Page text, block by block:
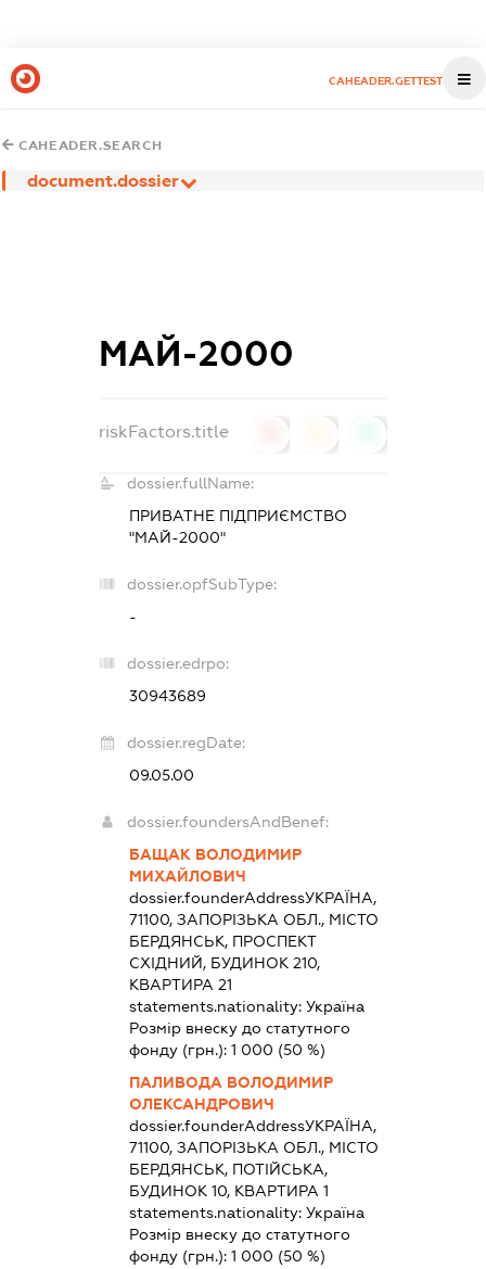
CAHEADER.GETTEST
CAHEADER.SEARCH
document.dossier
МАЙ-2000
riskFactors.title
dossier.fullName:
ПРИВАТНЕ ПІДПРИЄМСТВО
"МАЙ-2000"
dossier.opfSubType:
-
dossier.edrpo:
30943689
dossier.regDate:
09.05.00
dossier.foundersAndBenef:
БАЩАК ВОЛОДИМИР
МИХАЙЛОВИЧ
dossier.founderAddressУКРАЇНА,
71100, ЗАПОРІЗЬКА ОБЛ., МІСТО
БЕРДЯНСЬК, ПРОСПЕКТ
СХІДНИЙ, БУДИНОК 210,
КВАРТИРА 21
statements.nationality:Україна
Розмір внеску до статутного
фонду (грн.):1 000 (50 %)
ПАЛИВОДА ВОЛОДИМИР
ОЛЕКСАНДРОВИЧ
dossier.founderAddressУКРАЇНА,
71100, ЗАПОРІЗЬКА ОБЛ., МІСТО
БЕРДЯНСЬК, ПОТІЙСЬКА,
БУДИНОК 10, КВАРТИРА 1
statements.nationality:Україна
Розмір внеску до статутного
фонду (грн.):1 000 (50 %)